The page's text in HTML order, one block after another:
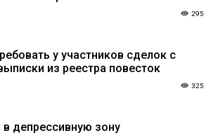
295
у участников сделок с
из реестра повесток
325
депрессивную зону